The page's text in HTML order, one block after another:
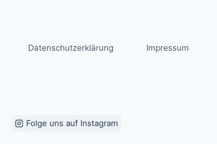
Datenschutzerklärung Impressum
Folge uns auf Instagram